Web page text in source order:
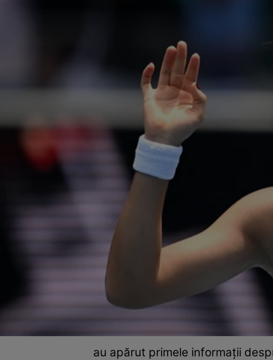
au apărut primele informații